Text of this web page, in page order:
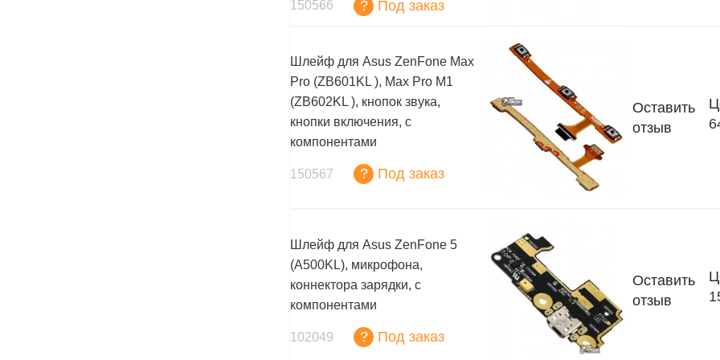
150566 ? Под заказ
Шлейф для Asus ZenFone Max
Pro (ZB601KL ), Max Pro M1
(ZB602KL ), кнопок звука,
кнопки включения, с
компонентами
150567 ? Под заказ
Оставить
отзыв
Шлейф для Asus ZenFone 5
(A500KL), микрофона,
коннектора зарядки, с
компонентами
102049 ? Под заказ
Оставить
отзыв